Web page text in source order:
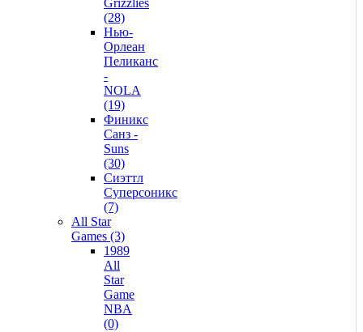
(28)
Нью-
Орлеан
Пеликанс
-
NOLA
(19)
Финикс
Санз -
Suns
(30)
Сиэттл
Суперсоникс
(7)
All Star
Games (3)
1989
All
Star
Game
NBA
(0)